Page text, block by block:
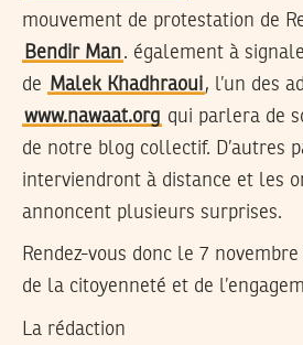
mouvement de protestation de
Bendir Man. également à
de Malek Khadhraoui, l’un des
www.nawaat.org qui parlera de
de notre blog collectif. D’autres
interviendront à distance et les
annoncent plusieurs surprises.
Rendez-vous donc le 7
de la citoyenneté et de
La rédaction